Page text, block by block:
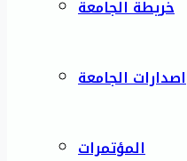
خريطة الجامعة
اصدارات الجامعة
المؤتمرات